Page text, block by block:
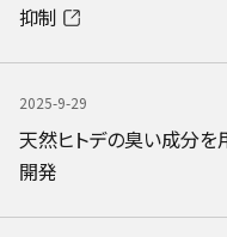
抑制
2025-9-29
天然ヒトデの臭い成分を
開発